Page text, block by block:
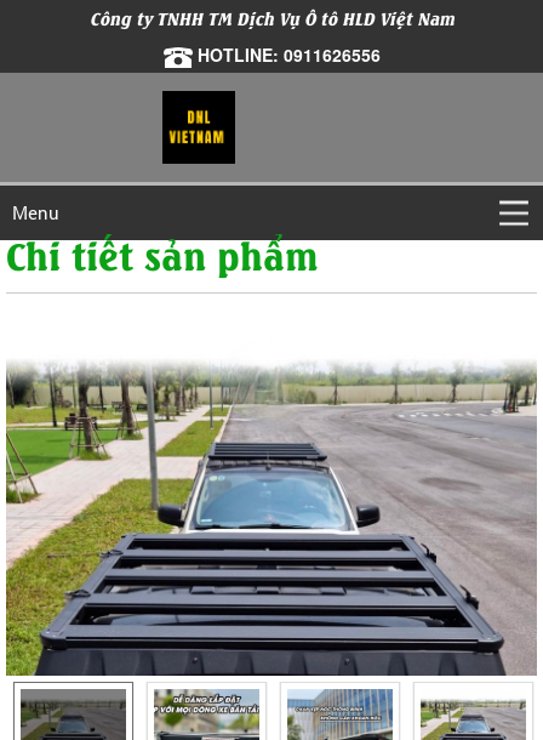
Công ty TNHH TM Dịch Vụ Ô tô HLD Việt Nam
HOTLINE: 0911626556
Menu
Chi tiết sản phẩm